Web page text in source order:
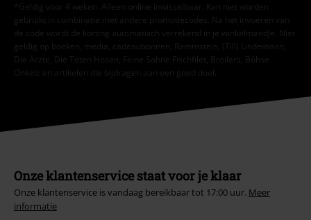
*Geldig voor 4 weken. Alleen online inwisselbaar. Kan niet worden
gebruikt in combinatie met andere promotiecodes. Na het invoeren van
de code wordt de korting automatisch verrekend in je winkelmandje. Niet
geldig op boeken, media, cadeaubonnen, Rammstein, (Till) Lindemann,
Die Ärzte, Die Toten Hosen, Feine Sahne Fischfilet, Broilers, Böhse
Onkelz en artikelen die bijdragen aan een goed doel.
Onze klantenservice staat voor je klaar
Onze klantenservice is vandaag bereikbaar tot 17:00 uur. Meer
informatie